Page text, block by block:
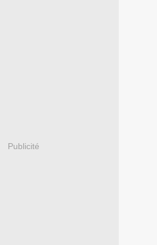
Publicité